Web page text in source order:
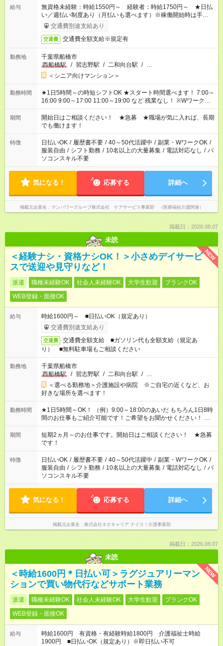
給与
無資格未経験：時給1550円～ 経験者：時給1750円～ ★日払
い／週払い制度あり（月払いも選べます）※稼働開始時は手続き
完了次第のお支払いとなります。
交通費別途支給あり
交通費 交通費全額支給※規定有
勤務地
千葉県船橋市
西船橋駅
/ 習志野駅 / 二和向台駅 / …
＜シニア向けマンション＞
勤務時間
★1日5時間～の時短シフトOK ★スタート時間選べます！ 7:00～
16:00 9:00～17:00 11:00～19:00 など 残業なし！ ※Wワークの
場合、他のお仕事と合わせ週40時間超の就業はご案内できませ
ん ※法令に基づき、週20時間以上勤務は社会保険への加入対象
となります ※労働者派遣法（日雇い派遣の原則禁止）により、
短時間・短期間の就業はご案内が難しい場合があります
期間
開始日はご相談ください！ ★急募 ★職場が気に入れば、長期
でも働けます！
特徴 日払いOK / 履歴書不要 / 40～50代活躍中 / 副業・WワークOK /
服装自由 / シフト勤務 / 10名以上の大量募集 / 電話対応なし / パ
ソコンスキル不要
気になる！ 応募する 詳細へ
掲載元企業名 マンパワーグループ株式会社 ケアサービス事業部 （医療福祉介護関連）
掲載日：2026.08.07
未読
NEW
＜経験ナシ・資格ナシOK！＞小さめデイサービ
スで送迎や見守りなど！
派遣 職種未経験OK 社会人未経験OK 大学生歓迎
ブランクOK
WEB登録・面接OK
給与
時給1600円～ ■日払いOK（規定あり）
交通費別途支給あり
交通費
交通費全額支給 ■ガソリン代も全額支給（規定あ
り） ■無料駐車場もご相談ください
勤務地
千葉県船橋市
西船橋駅
/ 習志野駅 / 二和向台駅 / …
＜選べる勤務地＞介護施設や病院 ※ご自宅の近くなど、お
好きな場所を選べます！
勤務時間
★1日5時間～OK！ （例）9:00～18:00のあいだ もちろん1日8時
間のお仕事もご紹介可能です！ご希望をお聞かせください！ ★
家庭の都合でお休みが必要な場合も遠慮なくご相談ください。
※週最低15時間以上の勤務が必要です
期間
短期2ヵ月～のお仕事です。開始日はご相談ください！ ★急募
です！
特徴 日払いOK / 履歴書不要 / 40～50代活躍中 / 副業・WワークOK /
服装自由 / シフト勤務 / 10名以上の大量募集 / 電話対応なし / パ
ソコンスキル不要
気になる！ 応募する 詳細へ
掲載元企業名 株式会社ネオキャリア ナイス！介護事業部
掲載日：2026.08.07
未読
NEW
＜時給1600円＊日払い可＞ラグジュアリーマン
ションで買い物代行などサポート業務
派遣 職種未経験OK 社会人未経験OK 大学生歓迎
ブランクOK
WEB登録・面接OK
給与
時給1600円 有資格・有経験時給1800円 介護福祉士時給
1900円 ■日払いOK（規定あり）※即日払い不可